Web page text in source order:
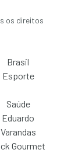
os direitos
Brasil
Esporte
Saúde
Eduardo
Varandas
Gourmet